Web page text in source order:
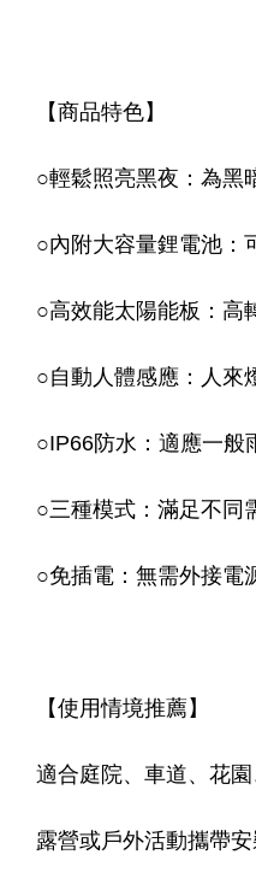
【商品特色】
○輕鬆照亮黑夜：為黑
○內附大容量鋰電池：
○高效能太陽能板：高
○自動人體感應：人來
○IP66防水：適應一般
○三種模式：滿足不同
○免插電：無需外接電
【使用情境推薦】
適合庭院、車道、花
露營或戶外活動攜帶安